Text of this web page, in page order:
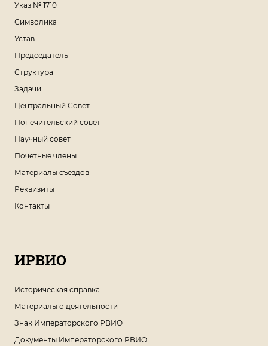
Указ № 1710
Символика
Устав
Председатель
Структура
Задачи
Центральный Совет
Попечительский совет
Научный совет
Почетные члены
Материалы съездов
Реквизиты
Контакты
ИРВИО
Историческая справка
Материалы о деятельности
Знак Императорского РВИО
Документы Императорского РВИО